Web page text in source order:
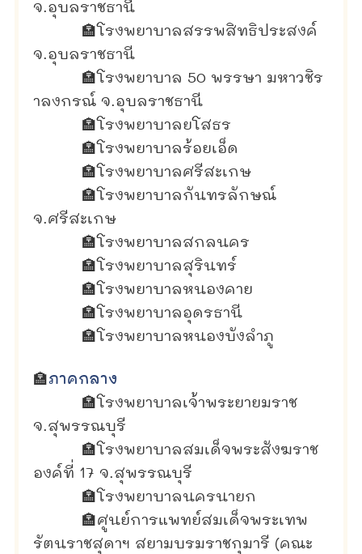
จ.อุบลราชธานี
🏣 โรงพยาบาลสรรพสิทธิประสงค์
จ.อุบลราชธานี
🏣 โรงพยาบาล 50 พรรษา มหาวชิร
าลงกรณ์ จ.อุบลราชธานี
🏣 โรงพยาบาลยโสธร
🏣 โรงพยาบาลร้อยเอ็ด
🏣 โรงพยาบาลศรีสะเกษ
🏣 โรงพยาบาลกันทรลักษณ์
จ.ศรีสะเกษ
🏣 โรงพยาบาลสกลนคร
🏣 โรงพยาบาลสุรินทร์
🏣 โรงพยาบาลหนองคาย
🏣 โรงพยาบาลอุดรธานี
🏣 โรงพยาบาลหนองบังลำภู
🏣 ภาคกลาง
🏣 โรงพยาบาลเจ้าพระยายมราช
จ.สุพรรณบุรี
🏣 โรงพยาบาลสมเด็จพระสังฆราช
องค์ที่ 17 จ.สุพรรณบุรี
🏣 โรงพยาบาลนครนายก
🏣 ศูนย์การแพทย์สมเด็จพระเทพ
รัตนราชสุดาฯ สยามบรมราชกุมารี (คณะ